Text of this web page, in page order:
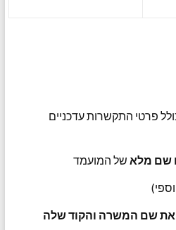
פרטי התקשרות עדכניים
שם מלא של המועמד
את שם המשרה והקוד שלה